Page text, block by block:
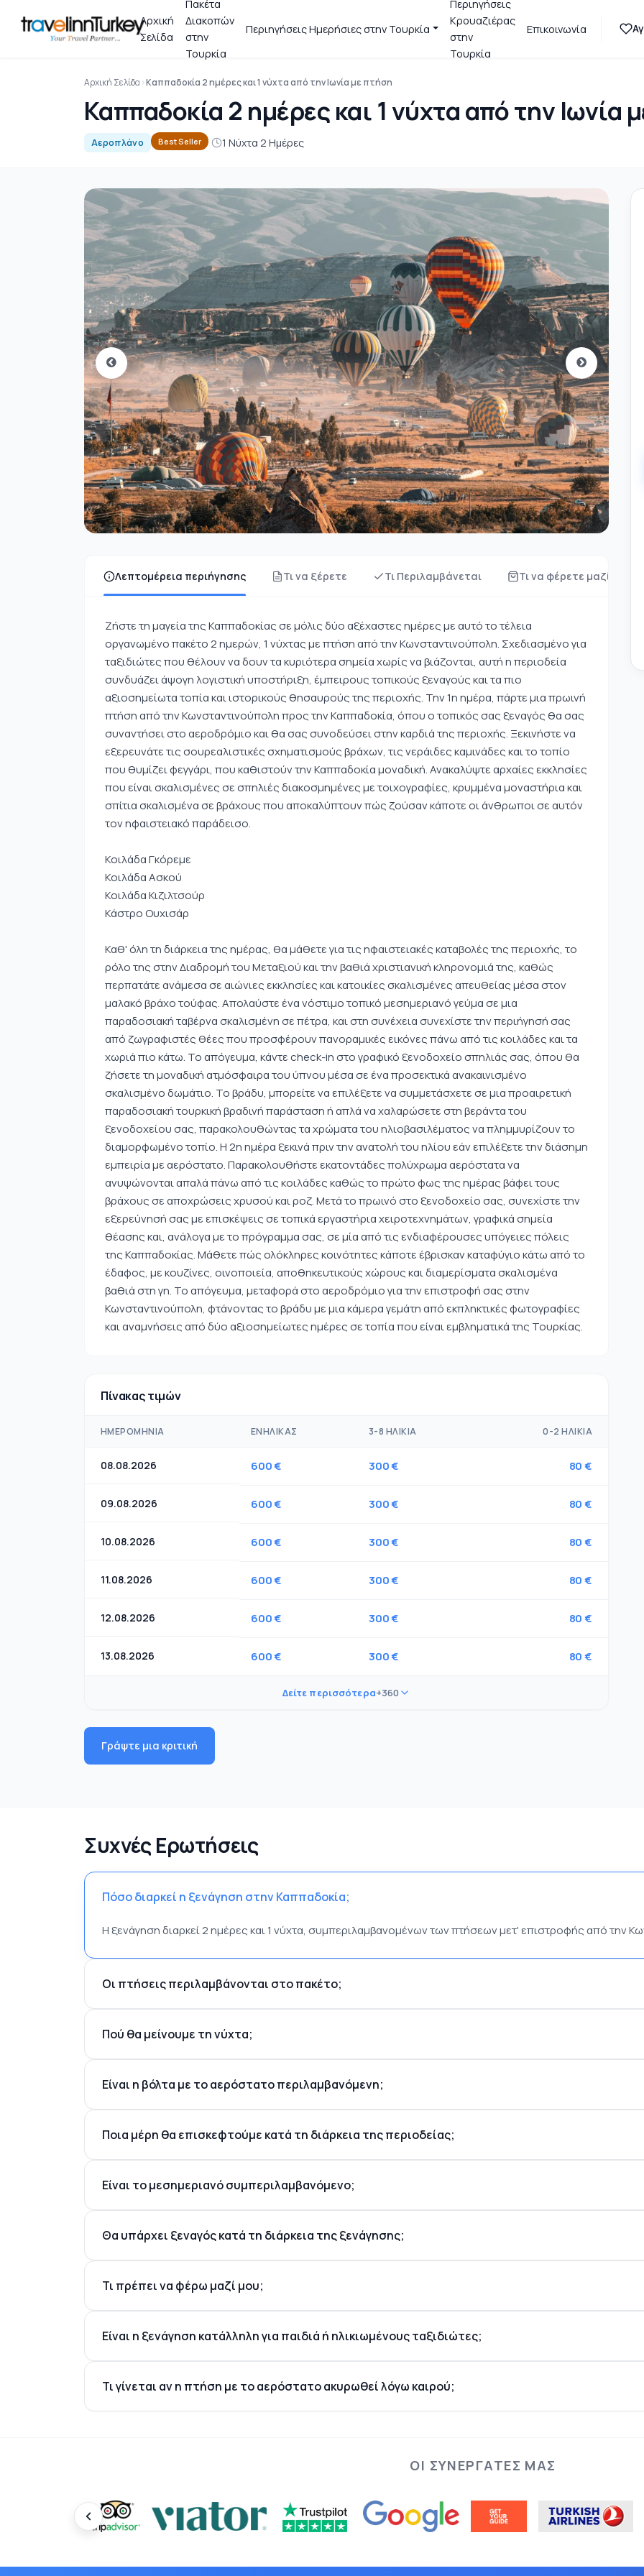
Αρχική
Σελίδα
Πακέτα
Διακοπών
στην
Τουρκία
Περιηγήσεις Ημερήσιες στην Τουρκία
Περιηγήσεις
Κρουαζιέρας
στην
Τουρκία
Επικοινωνία
Αρχική Σελίδα Καππαδοκία 2 ημέρες και 1 νύχτα από την Ιωνία με πτήση
Καππαδοκία 2 ημέρες και 1 νύχτα από την Ιωνία
Αεροπλάνο Best Seller 1 Νύχτα 2 Ημέρες
Λεπτομέρεια περιήγησης Τι να ξέρετε Τι Περιλαμβάνεται Τι να φέρετε μαζί σας;
Ζήστε τη μαγεία της Καππαδοκίας σε μόλις δύο αξέχαστες ημέρες με αυτό το τέλεια
οργανωμένο πακέτο 2 ημερών, 1 νύχτας με πτήση από την Κωνσταντινούπολη. Σχεδιασμένο για
ταξιδιώτες που θέλουν να δουν τα κυριότερα σημεία χωρίς να βιάζονται, αυτή η περιοδεία
συνδυάζει άψογη λογιστική υποστήριξη, έμπειρους τοπικούς ξεναγούς και τα πιο
αξιοσημείωτα τοπία και ιστορικούς θησαυρούς της περιοχής. Την 1η ημέρα, πάρτε μια πρωινή
πτήση από την Κωνσταντινούπολη προς την Καππαδοκία, όπου ο τοπικός σας ξεναγός θα σας
συναντήσει στο αεροδρόμιο και θα σας συνοδεύσει στην καρδιά της περιοχής. Ξεκινήστε να
εξερευνάτε τις σουρεαλιστικές σχηματισμούς βράχων, τις νεράιδες καμινάδες και το τοπίο
που θυμίζει φεγγάρι, που καθιστούν την Καππαδοκία μοναδική. Ανακαλύψτε αρχαίες εκκλησίες
που είναι σκαλισμένες σε σπηλιές διακοσμημένες με τοιχογραφίες, κρυμμένα μοναστήρια και
σπίτια σκαλισμένα σε βράχους που αποκαλύπτουν πώς ζούσαν κάποτε οι άνθρωποι σε αυτόν
τον ηφαιστειακό παράδεισο.
Κοιλάδα Γκόρεμε
Κοιλάδα Ασκού
Κοιλάδα Κιζιλτσούρ
Κάστρο Ουχισάρ
Καθ' όλη τη διάρκεια της ημέρας, θα μάθετε για τις ηφαιστειακές καταβολές της περιοχής, το
ρόλο της στην Διαδρομή του Μεταξιού και την βαθιά χριστιανική κληρονομιά της, καθώς
περπατάτε ανάμεσα σε αιώνιες εκκλησίες και κατοικίες σκαλισμένες απευθείας μέσα στον
μαλακό βράχο τούφας. Απολαύστε ένα νόστιμο τοπικό μεσημεριανό γεύμα σε μια
παραδοσιακή ταβέρνα σκαλισμένη σε πέτρα, και στη συνέχεια συνεχίστε την περιήγησή σας
από ζωγραφιστές θέες που προσφέρουν πανοραμικές εικόνες πάνω από τις κοιλάδες και τα
χωριά πιο κάτω. Το απόγευμα, κάντε check-in στο γραφικό ξενοδοχείο σπηλιάς σας, όπου θα
ζήσετε τη μοναδική ατμόσφαιρα του ύπνου μέσα σε ένα προσεκτικά ανακαινισμένο
σκαλισμένο δωμάτιο. Το βράδυ, μπορείτε να επιλέξετε να συμμετάσχετε σε μια προαιρετική
παραδοσιακή τουρκική βραδινή παράσταση ή απλά να χαλαρώσετε στη βεράντα του
ξενοδοχείου σας, παρακολουθώντας τα χρώματα του ηλιοβασιλέματος να πλημμυρίζουν το
διαμορφωμένο τοπίο. Η 2η ημέρα ξεκινά πριν την ανατολή του ηλίου εάν επιλέξετε την διάσημη
εμπειρία με αερόστατο. Παρακολουθήστε εκατοντάδες πολύχρωμα αερόστατα να
ανυψώνονται απαλά πάνω από τις κοιλάδες καθώς το πρώτο φως της ημέρας βάφει τους
βράχους σε αποχρώσεις χρυσού και ροζ. Μετά το πρωινό στο ξενοδοχείο σας, συνεχίστε την
εξερεύνησή σας με επισκέψεις σε τοπικά εργαστήρια χειροτεχνημάτων, γραφικά σημεία
θέασης και, ανάλογα με το πρόγραμμα σας, σε μία από τις ενδιαφέρουσες υπόγειες πόλεις
της Καππαδοκίας. Μάθετε πώς ολόκληρες κοινότητες κάποτε έβρισκαν καταφύγιο κάτω από το
έδαφος, με κουζίνες, οινοποιεία, αποθηκευτικούς χώρους και διαμερίσματα σκαλισμένα
βαθιά στη γη. Το απόγευμα, μεταφορά στο αεροδρόμιο για την επιστροφή σας στην
Κωνσταντινούπολη, φτάνοντας το βράδυ με μια κάμερα γεμάτη από εκπληκτικές φωτογραφίες
και αναμνήσεις από δύο αξιοσημείωτες ημέρες σε τοπία που είναι εμβληματικά της Τουρκίας.
Πίνακας τιμών
ΗΜΕΡΟΜΗΝΊΑ ΕΝΉΛΙΚΑΣ 3-8 ΗΛΙΚΊΑ 0-2 ΗΛΙΚΊΑ
08.08.2026 600 € 300 € 80 €
09.08.2026 600 € 300 € 80 €
10.08.2026 600 € 300 € 80 €
11.08.2026 600 € 300 € 80 €
12.08.2026 600 € 300 € 80 €
13.08.2026 600 € 300 € 80 €
Δείτε περισσότερα+360
Γράψτε μια κριτική
Συχνές Ερωτήσεις
Πόσο διαρκεί η ξενάγηση στην Καππαδοκία;
Η ξενάγηση διαρκεί 2 ημέρες και 1 νύχτα, συμπεριλαμβανομένων των πτήσεων μετ' επιστροφής από την
Οι πτήσεις περιλαμβάνονται στο πακέτο;
Πού θα μείνουμε τη νύχτα;
Είναι η βόλτα με το αερόστατο περιλαμβανόμενη;
Ποια μέρη θα επισκεφτούμε κατά τη διάρκεια της περιοδείας;
Είναι το μεσημεριανό συμπεριλαμβανόμενο;
Θα υπάρχει ξεναγός κατά τη διάρκεια της ξενάγησης;
Τι πρέπει να φέρω μαζί μου;
Είναι η ξενάγηση κατάλληλη για παιδιά ή ηλικιωμένους ταξιδιώτες;
Τι γίνεται αν η πτήση με το αερόστατο ακυρωθεί λόγω καιρού;
ΟΙ ΣΥΝΕΡΓΆΤΕΣ ΜΑΣ